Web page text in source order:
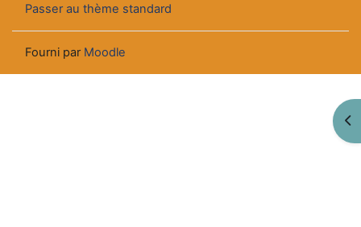
Passer au thème standard
Fourni par Moodle